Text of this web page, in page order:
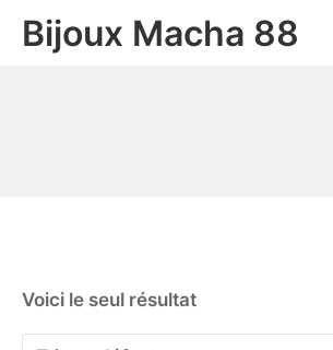
Bijoux Macha 88
Voici le seul résultat